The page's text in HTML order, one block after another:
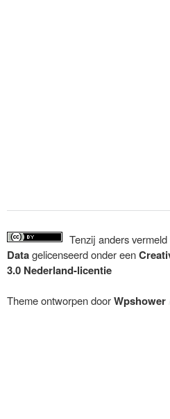
Tenzij anders
Datagelicenseerd onder een
3.0 Nederland-licentie
Theme ontworpen doorWpshower